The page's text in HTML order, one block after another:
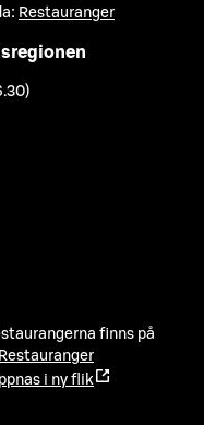
Restauranger
finns på
Restauranger
i ny flik